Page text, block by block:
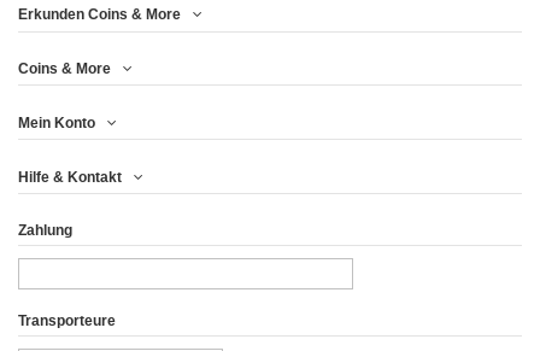
Erkunden Coins & More
Coins & More
Mein Konto
Hilfe & Kontakt
Zahlung
Transporteure